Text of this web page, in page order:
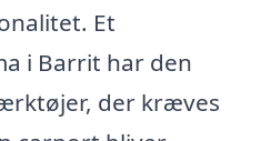
Et
i Barrit har den
der kræves